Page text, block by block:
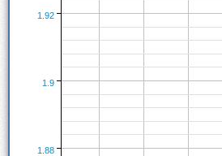
1.9
1.88
1.92